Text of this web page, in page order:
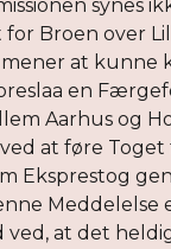
synes
Broen over
mener at kunne
en
Aarhus og
at føre Toget
Eksprestog
Meddelelse
at det